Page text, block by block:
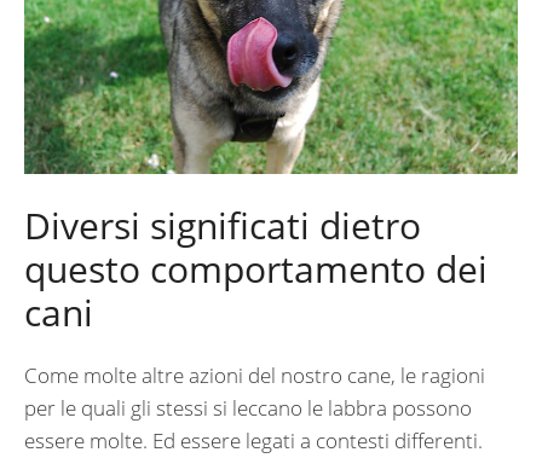
Diversi significati dietro
questo comportamento dei
cani
Come molte altre azioni del nostro cane, le ragioni
per le quali gli stessi si leccano le labbra possono
essere molte. Ed essere legati a contesti differenti.